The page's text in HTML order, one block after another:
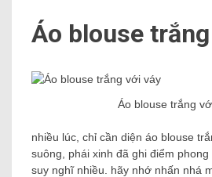
Áo blouse
Áo blouse trắng
nhiều lúc, chỉ cần diện áo blouse
suông, phái xinh đã ghi điểm
suy nghĩ nhiều. hãy nhớ nhấn nhá